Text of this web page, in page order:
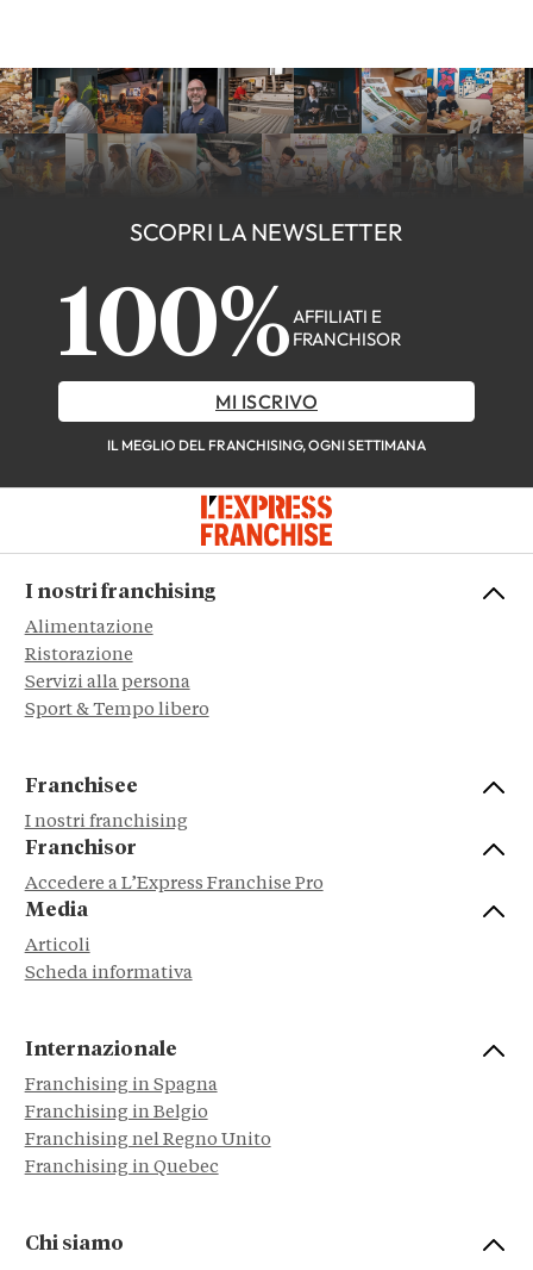
SCOPRI LA NEWSLETTER
100% AFFILIATI E
FRANCHISOR
MI ISCRIVO
IL MEGLIO DEL FRANCHISING, OGNI SETTIMANA
I nostri franchising
Alimentazione
Ristorazione
Servizi alla persona
Sport & Tempo libero
Franchisee
I nostri franchising
Franchisor
Accedere a L’Express Franchise Pro
Media
Articoli
Scheda informativa
Internazionale
Franchising in Spagna
Franchising in Belgio
Franchising nel Regno Unito
Franchising in Quebec
Chi siamo